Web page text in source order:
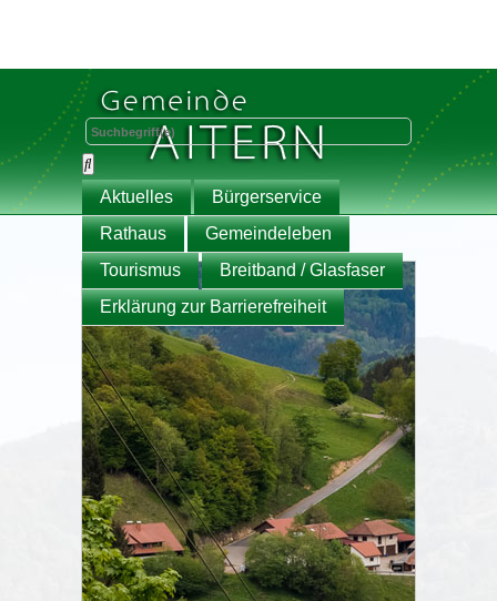
Aktuelles
Bürgerservice
Rathaus
Gemeindeleben
Tourismus
Breitband / Glasfaser
Erklärung zur Barrierefreiheit